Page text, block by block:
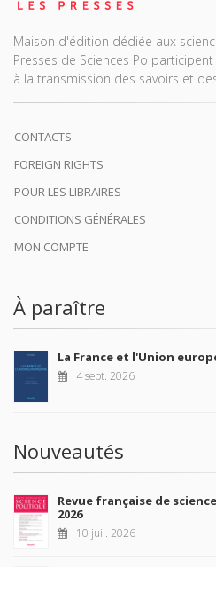
Maison d'édition dédiée aux
Presses de Sciences Po
à la transmission des savoirs et
CONTACTS
FOREIGN RIGHTS
POUR LES LIBRAIRES
CONDITIONS GÉNÉRALES
MON COMPTE
À paraître
La France et l'Union
4 sept. 2026
Nouveautés
Revue française de
2026
10 juil. 2026